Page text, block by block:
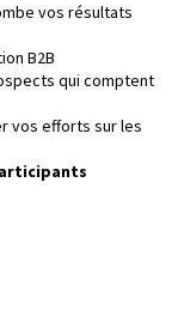
vos résultats
B2B
qui comptent
vos efforts sur les